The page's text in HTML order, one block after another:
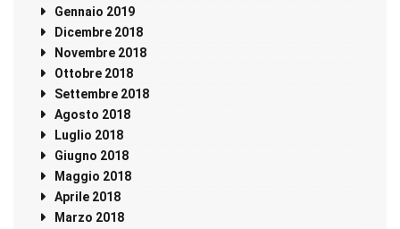
Gennaio 2019
Dicembre 2018
Novembre 2018
Ottobre 2018
Settembre 2018
Agosto 2018
Luglio 2018
Giugno 2018
Maggio 2018
Aprile 2018
Marzo 2018